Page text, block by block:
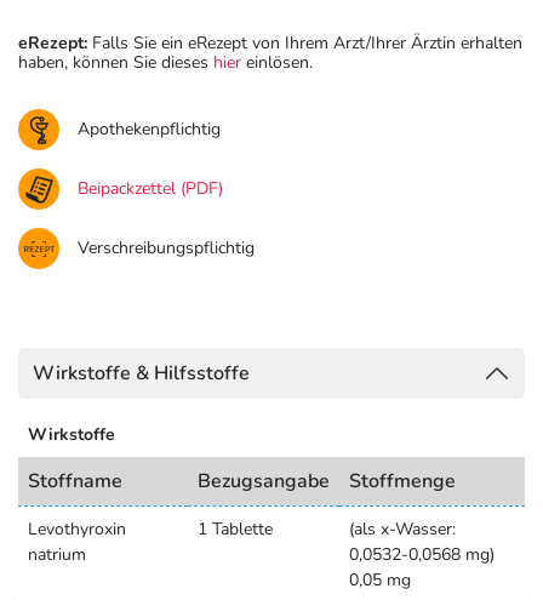
eRezept: Falls Sie ein eRezept von Ihrem Arzt/Ihrer Ärztin erhalten
haben, können Sie dieses hier einlösen.
Apothekenpflichtig
Beipackzettel (PDF)
Verschreibungspflichtig
Wirkstoffe & Hilfsstoffe
Wirkstoffe
Stoffname Bezugsangabe Stoffmenge
Levothyroxin
natrium
1 Tablette
(als x-Wasser:
0,0532-0,0568 mg)
0,05 mg